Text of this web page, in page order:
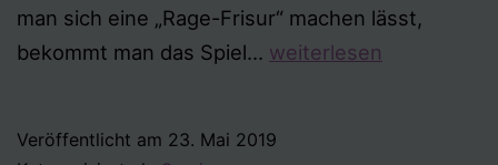
man sich eine „Rage-Frisur“ machen lässt,
bekommt man das Spiel… Accessibility
2
weiterlesen
Veröffentlicht am 23. Mai 2019